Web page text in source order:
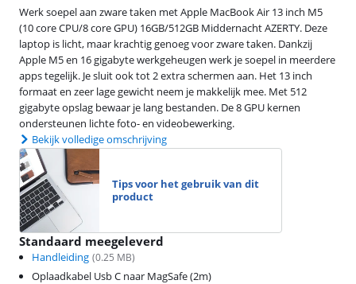
Werk soepel aan zware taken met Apple MacBook Air 13 inch M5
(10 core CPU/8 core GPU) 16GB/512GB Middernacht AZERTY. Deze
laptop is licht, maar krachtig genoeg voor zware taken. Dankzij
Apple M5 en 16 gigabyte werkgeheugen werk je soepel in meerdere
apps tegelijk. Je sluit ook tot 2 extra schermen aan. Het 13 inch
formaat en zeer lage gewicht neem je makkelijk mee. Met 512
gigabyte opslag bewaar je lang bestanden. De 8 GPU kernen
ondersteunen lichte foto- en videobewerking.
Bekijk volledige omschrijving
Tips voor het gebruik van dit
product
Standaard meegeleverd
Handleiding (0.25 MB)
Oplaadkabel Usb C naar MagSafe (2m)